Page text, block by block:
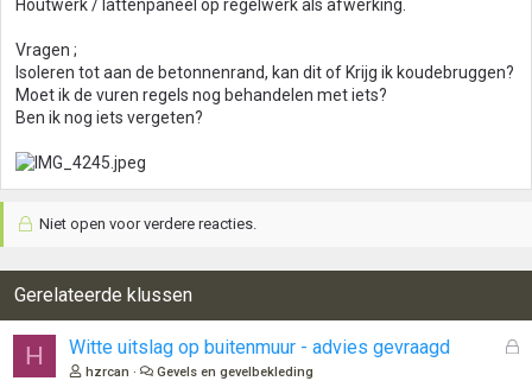
Houtwerk / lattenpaneel op regelwerk als afwerking.
Vragen ;
Isoleren tot aan de betonnenrand, kan dit of Krijg ik koudebruggen?
Moet ik de vuren regels nog behandelen met iets?
Ben ik nog iets vergeten?
Niet open voor verdere reacties.
Gerelateerde klussen
H
G
Witte uitslag op buitenmuur - advies gevraagd
hzrcan Gevels en gevelbekleding